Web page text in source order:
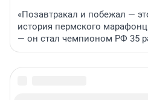
«Позавтракал и побежал —
история пермского
— он стал чемпионом РФ 35